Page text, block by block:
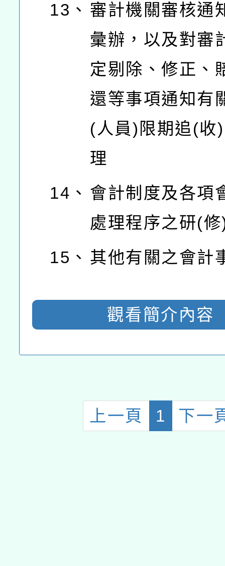
13、 審計機關審核通
彙辦，以及對審
定剔除、修正、
還等事項通知有
(人員)限期追(收
理
14、 會計制度及各項
處理程序之研(
15、 其他有關之會計
觀看簡介內容
上一頁 1 下一